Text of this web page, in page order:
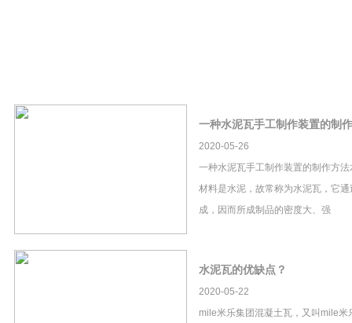
一种水泥瓦手工制作装置的制
2020-05-26
一种水泥瓦手工制作装置的制作方
材料是水泥，故常称为水泥瓦，它
成，因而所成制品的密度大、强
水泥瓦的优缺点？
2020-05-22
mile米乐集团混凝土瓦，又叫mile米